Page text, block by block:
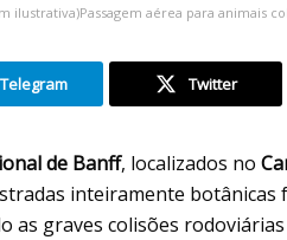
ilustrativa)Passagem aérea para animais
Telegram Twitter
de Banff, localizados no
inteiramente
as graves colisões